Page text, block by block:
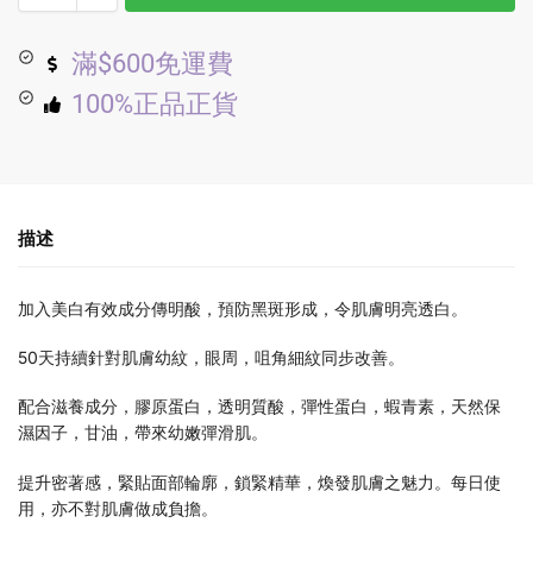
滿$600免運費
100%正品正貨
描述
加入美白有效成分傳明酸，預防黑斑形成，令肌膚明亮透白。
50天持續針對肌膚幼紋，眼周，咀角細紋同步改善。
配合滋養成分，膠原蛋白，透明質酸，彈性蛋白，蝦青素，天然保
濕因子，甘油，帶來幼嫩彈滑肌。
提升密著感，緊貼面部輪廓，鎖緊精華，煥發肌膚之魅力。每日使
用，亦不對肌膚做成負擔。